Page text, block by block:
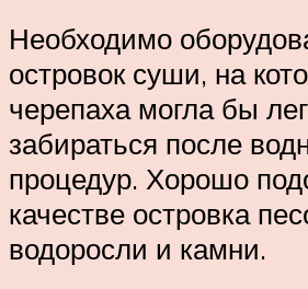
Необходимо
островок суши, на
черепаха могла бы
забираться после
процедур. Хорошо
качестве островка
водоросли и камни.